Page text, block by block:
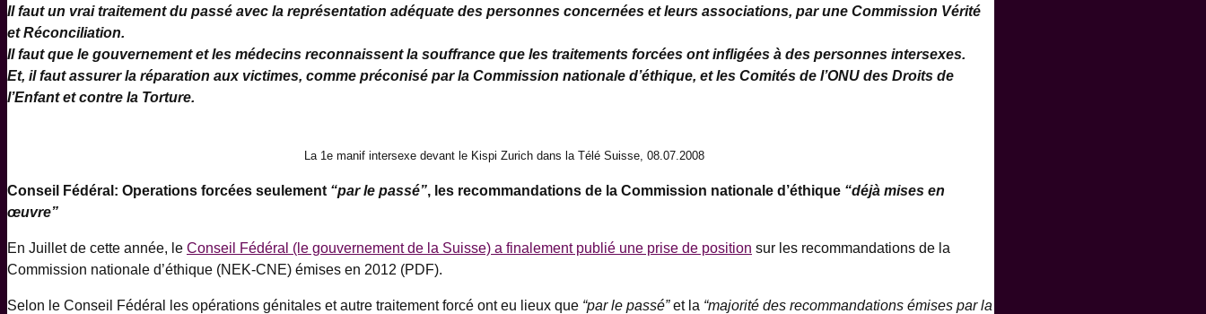
Il faut un vrai traitement du passé avec la représentation adéquate des personnes concernées et leurs associations, par une Commission Vérité
et Réconciliation.
Il faut que le gouvernement et les médecins reconnaissent la souffrance que les traitements forcées ont infligées à des personnes intersexes.
Et, il faut assurer la réparation aux victimes, comme préconisé par la Commission nationale d’éthique, et les Comités de l’ONU des Droits de
l’Enfant et contre la Torture.
La 1e manif intersexe devant le Kispi Zurich dans la Télé Suisse, 08.07.2008
Conseil Fédéral: Operations forcées seulement “par le passé”, les recommandations de la Commission nationale d’éthique “déjà mises en
œuvre”
En Juillet de cette année, le Conseil Fédéral (le gouvernement de la Suisse) a finalement publié une prise de position sur les recommandations de la
Commission nationale d’éthique (NEK-CNE) émises en 2012 (PDF).
Selon le Conseil Fédéral les opérations génitales et autre traitement forcé ont eu lieux que “par le passé”et la “majorité des recommandations émises par la